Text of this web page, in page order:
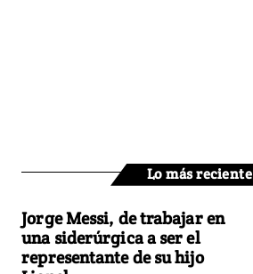
Lo más reciente
Jorge Messi, de trabajar en
una siderúrgica a ser el
representante de su hijo